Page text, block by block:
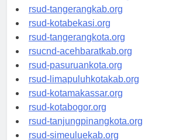
universitasindonesia.org
rsud-tangerangkab.org
rsud-kotabekasi.org
rsud-tangerangkota.org
rsucnd-acehbaratkab.org
rsud-pasuruankota.org
rsud-limapuluhkotakab.org
rsud-kotamakassar.org
rsud-kotabogor.org
rsud-tanjungpinangkota.org